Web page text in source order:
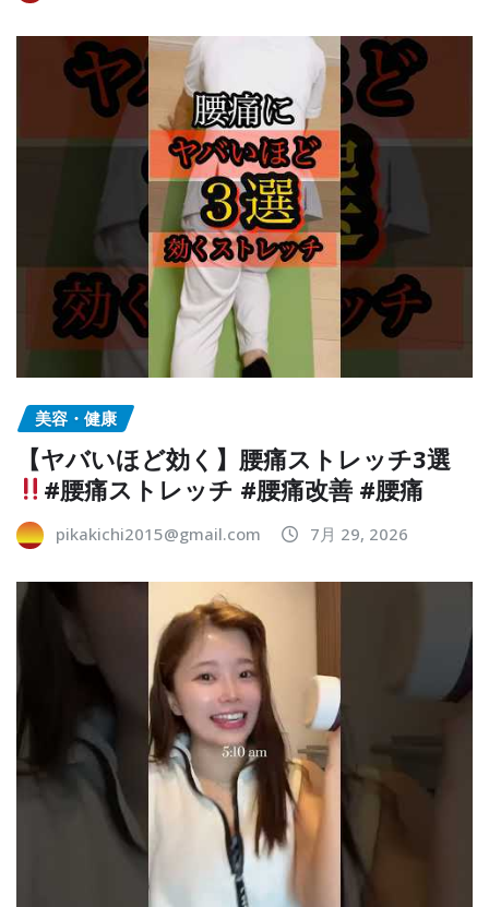
美容・健康
【ヤバいほど効く】腰痛ストレッチ3選
#腰痛ストレッチ #腰痛改善 #腰痛
pikakichi2015@gmail.com 7月 29, 2026